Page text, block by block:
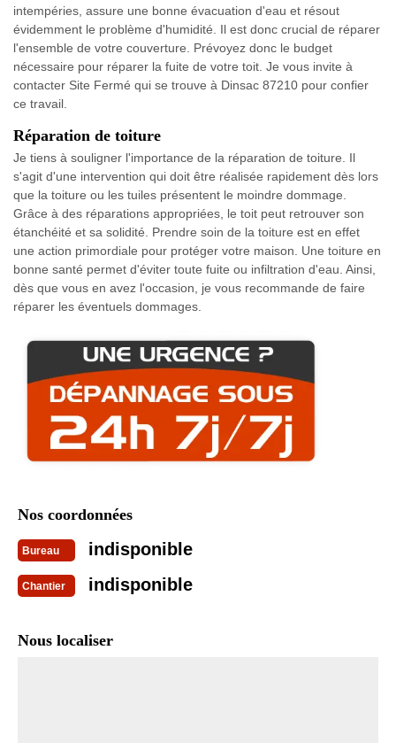
intempéries, assure une bonne évacuation d'eau et résout
évidemment le problème d'humidité. Il est donc crucial de réparer
l'ensemble de votre couverture. Prévoyez donc le budget
nécessaire pour réparer la fuite de votre toit. Je vous invite à
contacter Site Fermé qui se trouve à Dinsac 87210 pour confier
ce travail.
Réparation de toiture
Je tiens à souligner l'importance de la réparation de toiture. Il
s'agit d'une intervention qui doit être réalisée rapidement dès lors
que la toiture ou les tuiles présentent le moindre dommage.
Grâce à des réparations appropriées, le toit peut retrouver son
étanchéité et sa solidité. Prendre soin de la toiture est en effet
une action primordiale pour protéger votre maison. Une toiture en
bonne santé permet d'éviter toute fuite ou infiltration d'eau. Ainsi,
dès que vous en avez l'occasion, je vous recommande de faire
réparer les éventuels dommages.
Nos coordonnées
Bureau indisponible
Chantier indisponible
Nous localiser